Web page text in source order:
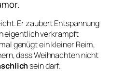
Er zaubert Entspannung
eigentlich verkrampft
genügt ein kleiner Reim,
dass Weihnachten nicht
sein darf.